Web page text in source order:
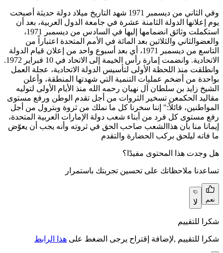
وفي الثاني من ديسمبر 1971 شهد التاريخ ميلاد دولة حديثة أصبحت
يوم إعلانها الدولة الثامنة عشرة في جامعة الدول العربية، بعد أن
استكملت وثائق انضمامها إليها في السادس من ديسمبر 1971،
والعضوالثاني والثلاثين بعد المائة في الأمم المتحدة اعتباراً من
التاسع من ديسمبر 1971، أي بعد أسبوع واحد من إعلان قيام الدولة
الاتحادية. وانضمت إمارة رأس الخيمة إلى الاتحاد في 10 فبراير 1972.
وانطلقت منذ اللحظة الأولى لتأسيس الدولة الاتحادية، عجلة العمل
بواحدة من أضخم عمليات التنمية التي شهدتها المنطقة، وأعلن
الشيخ زايد بن سلطان آل نهيان رحمه الله منذ الأيام الأولى لتوليه
مقاليد الحكمعن تسخير الثروات من أجل تقدم الوطن ورفع مستوى
المواطنين، قائلاً:" إننا سخرنا كل ما نملك من ثروة وبترول من أجل
رفع مستوى كل فرد من أبناء شعب دولة الإمارات العربية المتحدة،
إيمانا منا بأن هذاالشعب صاحب الحق في ثروته وأنه يجب أن يعوّض
ما فاته ليلحق بركب الحضارة والتقدم
هل وجدت هذا المحتوى مفيدًا؟
تساعدنا ملاحظاتك على تحسين تجربتك باستمرار
نعم لا
شكرا للتقييم
شكرا للتقييم ,لإضافة إقتراح يرجى الضغط على هذا الرابط